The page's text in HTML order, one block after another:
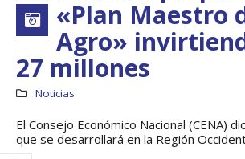
«Plan Maestro
Agro»
27 millones
Noticias
El Consejo Económico Nacional (CENA)
que se desarrollará en la Región